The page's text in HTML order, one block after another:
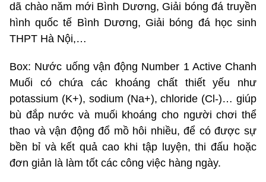
dã chào năm mới Bình Dương, Giải bóng đá truyền
hình quốc tế Bình Dương, Giải bóng đá học sinh
THPT Hà Nội,…
Box: Nước uống vận động Number 1 Active Chanh
Muối có chứa các khoáng chất thiết yếu như
potassium (K+), sodium (Na+), chloride (Cl-)… giúp
bù đắp nước và muối khoáng cho người chơi thể
thao và vận động đổ mồ hôi nhiều, để có được sự
bền bỉ và kết quả cao khi tập luyện, thi đấu hoặc
đơn giản là làm tốt các công việc hàng ngày.